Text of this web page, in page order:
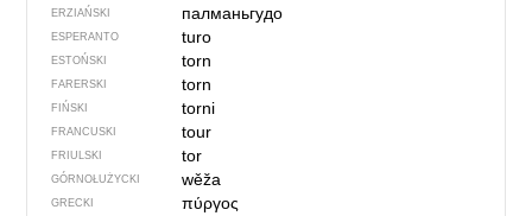
ERZIAŃSKI палманьгудо
ESPERANTO turo
ESTOŃSKI torn
FARERSKI torn
FIŃSKI torni
FRANCUSKI tour
FRIULSKI tor
GÓRNOŁUŻYCKI wěža
GRECKI πύργος